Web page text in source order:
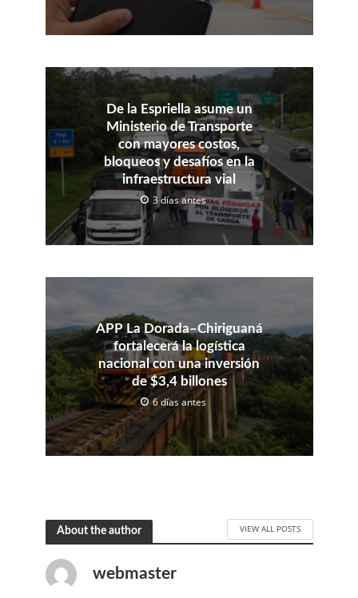
De la Espriella asume un
Ministerio de Transporte
con mayores costos,
bloqueos y desafíos en la
infraestructura vial
3 días antes
APP La Dorada–Chiriguaná
fortalecerá la logística
nacional con una inversión
de $3,4 billones
6 días antes
About the author VIEW ALL POSTS
webmaster